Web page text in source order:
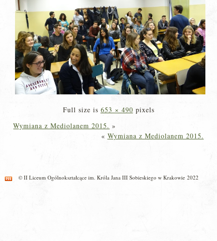
Full size is 653 × 490 pixels
Wymiana z Mediolanem 2015. »
« Wymiana z Mediolanem 2015.
© II Liceum Ogólnokształcące im. Króla Jana III Sobieskiego w Krakowie 2022